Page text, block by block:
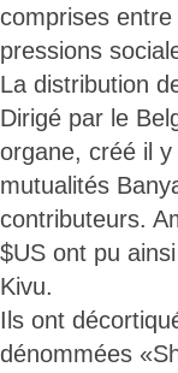
comprises
pressions
La distribution
Dirigé par le
organe, créé il
mutualités
contributeurs.
$US ont pu
Kivu.
Ils ont
dénommées